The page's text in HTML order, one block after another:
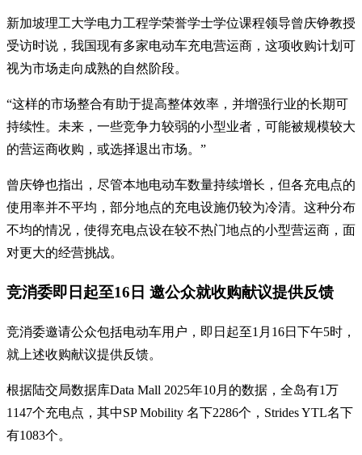
新加坡理工大学电力工程学荣誉学士学位课程领导曾庆铮教授
受访时说，我国现有多家电动车充电营运商，这项收购计划可
视为市场走向成熟的自然阶段。
“这样的市场整合有助于提高整体效率，并增强行业的长期可
持续性。未来，一些竞争力较弱的小型业者，可能被规模较大
的营运商收购，或选择退出市场。”
曾庆铮也指出，尽管本地电动车数量持续增长，但各充电点的
使用率并不平均，部分地点的充电设施仍较为冷清。这种分布
不均的情况，使得充电点设在较不热门地点的小型营运商，面
对更大的经营挑战。
竞消委即日起至16日 邀公众就收购献议提供反馈
竞消委邀请公众包括电动车用户，即日起至1月16日下午5时，
就上述收购献议提供反馈。
根据陆交局数据库Data Mall 2025年10月的数据，全岛有1万
1147个充电点，其中SP Mobility 名下2286个，Strides YTL名下
有1083个。